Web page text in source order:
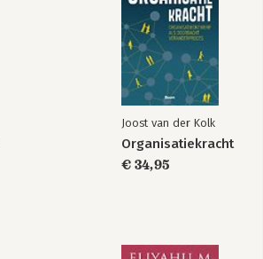
Joost van der Kolk
Organisatiekracht
€ 34,95